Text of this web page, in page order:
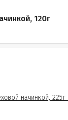
120г